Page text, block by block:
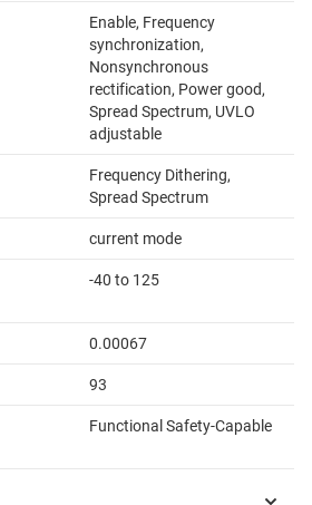
Enable, Frequency
synchronization,
Nonsynchronous
rectification, Power good,
Spread Spectrum, UVLO
adjustable
Frequency Dithering,
Spread Spectrum
current mode
-40 to 125
0.00067
93
Functional Safety-Capable